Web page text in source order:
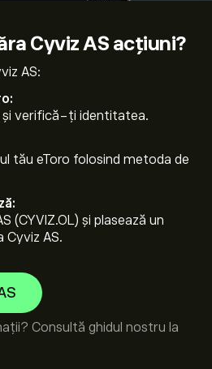
Cyviz AS acțiuni?
AS:
și verifică-ți identitatea.
tău eToro folosind metoda de
(CYVIZ.OL) și plasează un
Cyviz AS.
Consultă ghidul nostru la